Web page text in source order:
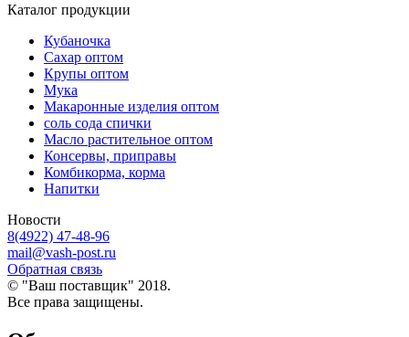
Каталог продукции
Кубаночка
Сахар оптом
Крупы оптом
Мука
Макаронные изделия оптом
соль сода спички
Масло растительное оптом
Консервы, приправы
Комбикорма, корма
Напитки
Новости
8(4922) 47-48-96
mail@vash-post.ru
Обратная связь
© "Ваш поставщик" 2018.
Все права защищены.